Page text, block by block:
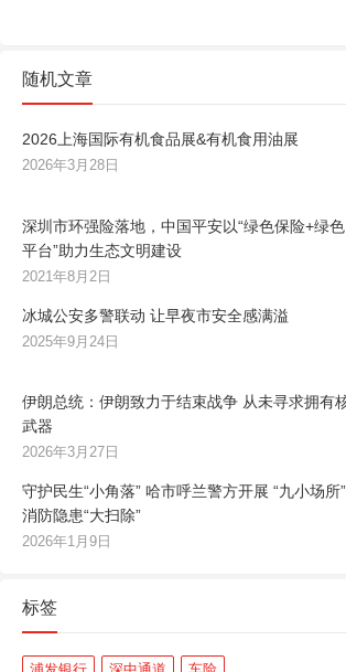
随机文章
2026上海国际有机食品展&有机食用油展
2026年3月28日
深圳市环强险落地，中国平安以“绿色保险+绿色
平台”助力生态文明建设
2021年8月2日
冰城公安多警联动 让早夜市安全感满溢
2025年9月24日
伊朗总统：伊朗致力于结束战争 从未寻求拥有
武器
2026年3月27日
守护民生“小角落” 哈市呼兰警方开展 “九小场所”
消防隐患“大扫除”
2026年1月9日
标签